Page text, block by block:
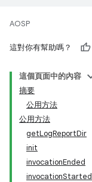
AOSP
這對你有幫助嗎？
這個頁面中的內容
摘要
公用方法
公用方法
getLogReportDir
init
invocationEnded
invocationStarted